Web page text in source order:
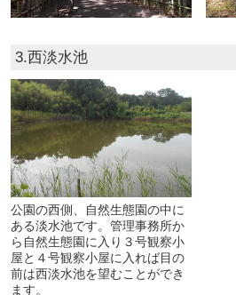
3.西淡水池
公園の西側、自然生態園の中に
ある淡水池です。管理事務所か
ら自然生態園に入り３号観察小
屋と４号観察小屋に入れば目の
前は西淡水池を望むことができ
ます。